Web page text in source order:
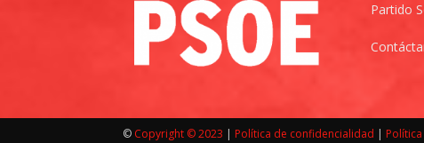
Cantabria
Partido
© Copyright © 2023 | Política de confidencialidad |